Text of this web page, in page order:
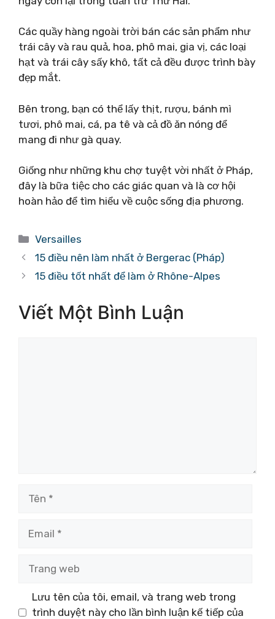
Các quầy hàng ngoài trời bán các sản phẩm như
trái cây và rau quả, hoa, phô mai, gia vị, các loại
hạt và trái cây sấy khô, tất cả đều được trình bày
đẹp mắt.
Bên trong, bạn có thể lấy thịt, rượu, bánh mì
tươi, phô mai, cá, pa tê và cả đồ ăn nóng để
mang đi như gà quay.
Giống như những khu chợ tuyệt vời nhất ở Pháp,
đây là bữa tiệc cho các giác quan và là cơ hội
hoàn hảo để tìm hiểu về cuộc sống địa phương.
Danh
mục
Versailles
15 điều nên làm nhất ở Bergerac (Pháp)
15 điều tốt nhất để làm ở Rhône-Alpes
Viết Một Bình Luận
web
Lưu tên của tôi, email, và trang web trong
trình duyệt này cho lần bình luận kế tiếp của